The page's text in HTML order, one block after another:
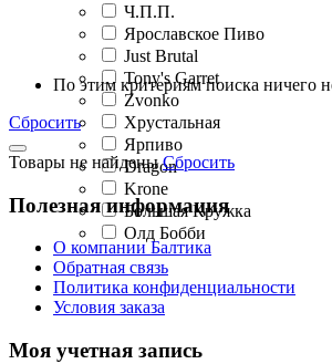
Ч.П.П.
Ярославское Пиво
Just Brutal
Tony's Garret
Zvonko
Хрустальная
Ярпиво
Dragon
Krone
Большая Кружка
Олд Бобби
По этим критериям поиска ничего
Сбросить
Товары не найденыСбросить
Полезная информация
О компании Балтика
Обратная связь
Политика конфиденциальности
Условия заказа
Моя учетная запись